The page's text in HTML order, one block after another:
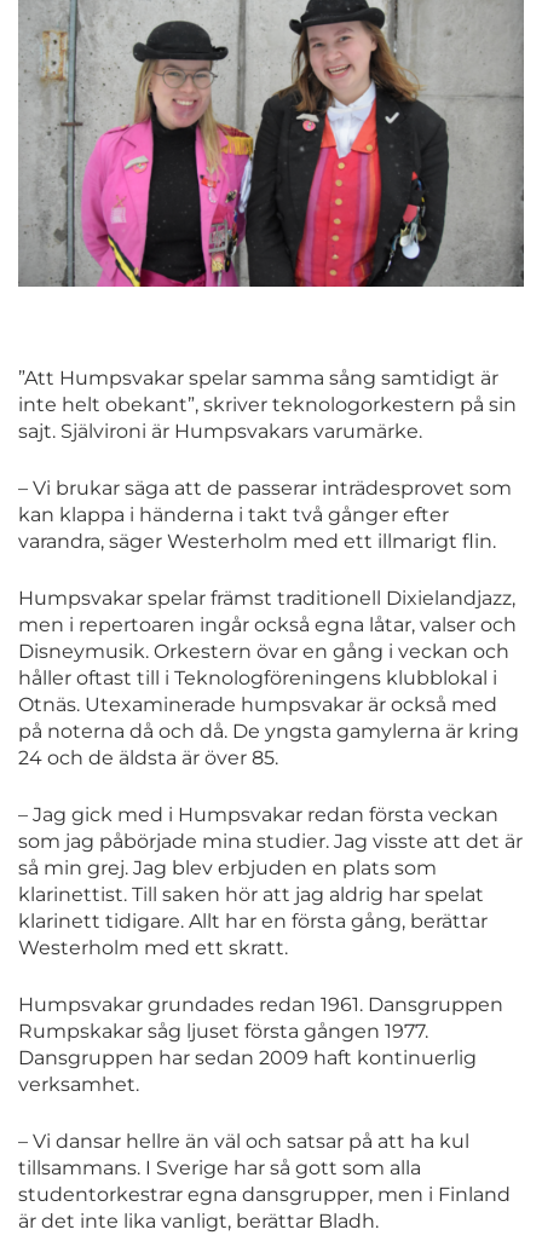
”Att Humpsvakar spelar samma sång samtidigt är
inte helt obekant”, skriver teknologorkestern på sin
sajt. Självironi är Humpsvakars varumärke.
– Vi brukar säga att de passerar inträdesprovet som
kan klappa i händerna i takt två gånger efter
varandra, säger Westerholm med ett illmarigt flin.
Humpsvakar spelar främst traditionell Dixielandjazz,
men i repertoaren ingår också egna låtar, valser och
Disneymusik. Orkestern övar en gång i veckan och
håller oftast till i Teknologföreningens klubblokal i
Otnäs. Utexaminerade humpsvakar är också med
på noterna då och då. De yngsta gamylerna är kring
24 och de äldsta är över 85.
– Jag gick med i Humpsvakar redan första veckan
som jag påbörjade mina studier. Jag visste att det är
så min grej. Jag blev erbjuden en plats som
klarinettist. Till saken hör att jag aldrig har spelat
klarinett tidigare. Allt har en första gång, berättar
Westerholm med ett skratt.
Humpsvakar grundades redan 1961. Dansgruppen
Rumpskakar såg ljuset första gången 1977.
Dansgruppen har sedan 2009 haft kontinuerlig
verksamhet.
– Vi dansar hellre än väl och satsar på att ha kul
tillsammans. I Sverige har så gott som alla
studentorkestrar egna dansgrupper, men i Finland
är det inte lika vanligt, berättar Bladh.